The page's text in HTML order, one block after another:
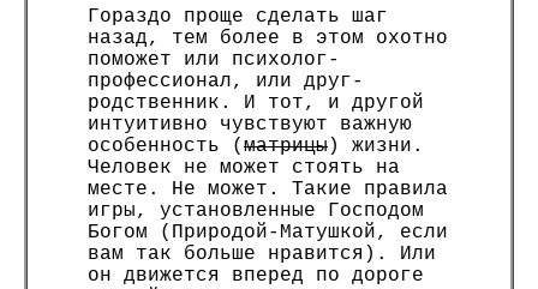
Гораздо проще сделать шаг
назад, тем более в этом охотно
поможет или психолог-
профессионал, или друг-
родственник. И тот, и другой
интуитивно чувствуют важную
особенность ( матрицы) жизни.
Человек не может стоять на
месте. Не может. Такие правила
игры, установленные Господом
Богом (Природой-Матушкой, если
вам так больше нравится). Или
он движется вперед по дороге